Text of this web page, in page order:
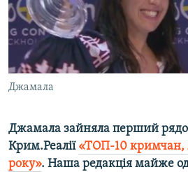
ВІДЕОУРОКИ «ELIFBE»
СВІДЧЕННЯ ОКУПАЦІЇ
УКРАЇНСЬКА ПРОБЛЕМА КРИМУ
ІНФОГРАФІКА
Русский
Qırımtatar
ДОЛУЧАЙСЯ!
Усі сайти RFE/RL
Джамала
Джамала зайняла перший
Крим.Реалії «ТОП-10 кримчан,
року». Наша редакція майже